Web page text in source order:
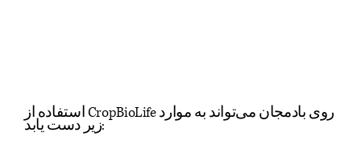
استفاده از CropBioLife روی بادمجان می‌تواند به موارد
زیر دست یابد: